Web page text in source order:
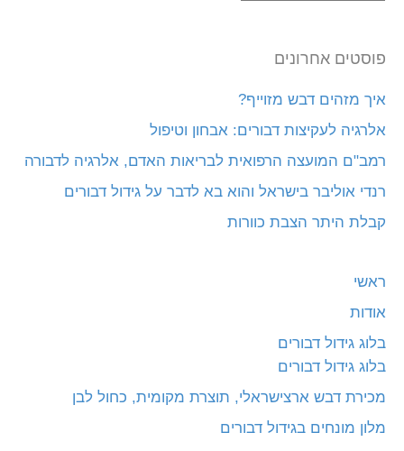
פוסטים אחרונים
איך מזהים דבש מזוייף?
אלרגיה לעקיצות דבורים: אבחון וטיפול
רמב"ם המועצה הרפואית לבריאות האדם, אלרגיה לדבורה
רנדי אוליבר בישראל והוא בא לדבר על גידול דבורים
קבלת היתר הצבת כוורות
ראשי
אודות
בלוג גידול דבורים
בלוג גידול דבורים
מכירת דבש ארצישראלי, תוצרת מקומית, כחול לבן
מלון מונחים בגידול דבורים